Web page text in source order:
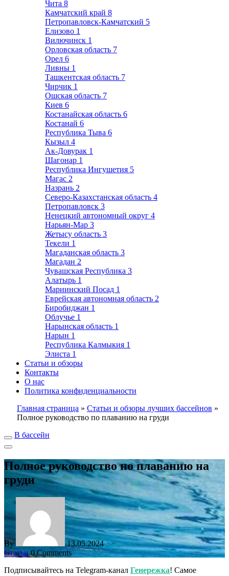
Чита 8
Камчатский край 8
Петропавловск-Камчатский 5
Елизово 1
Вилючинск 1
Орловская область 7
Орел 6
Ливны 1
Ташкентская область 7
Чирчик 1
Ошская область 7
Киев 6
Костанайская область 6
Костанай 6
Республика Тыва 6
Кызыл 4
Ак-Довурак 1
Шагонар 1
Республика Ингушетия 5
Магас 2
Назрань 2
Северо-Казахстанская область 4
Петропавловск 3
Ненецкий автономный округ 4
Нарьян-Мар 3
Жетысу область 3
Текели 1
Магаданская область 3
Магадан 2
Чувашская Республика 3
Алатырь 1
Мариинский Посад 1
Еврейская автономная область 2
Биробиджан 1
Облучье 1
Нарынская область 1
Нарын 1
Республика Калмыкия 1
Элиста 1
Статьи и обзоры
Контакты
О нас
Политика конфиденциальности
Главная страница » Статьи и обзоры лучших бассейнов »
Полное руководство по плаванию на груди
В бассейн
Полное руководство по плаванию на
груди
By
13.05.2024
Статьи 0 Comments
Подписывайтесь на Telegram-канал Генережка! Самое